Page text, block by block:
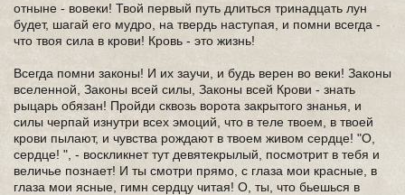
отныне - вовеки! Твой первый путь длиться тринадцать лун
будет, шагай его мудро, на твердь наступая, и помни всегда -
что твоя сила в крови! Кровь - это жизнь!
Всегда помни законы! И их заучи, и будь верен во веки! Законы
вселенной, Законы всей силы, Законы всей Крови - знать
рыцарь обязан! Пройди сквозь ворота закрытого знанья, и
силы черпай изнутри всех эмоций, что в теле твоем, в твоей
крови пылают, и чувства рождают в твоем живом сердце! "О,
сердце! ", - воскликнет тут девятекрылый, посмотрит в тебя и
величье познает! И ты смотри прямо, с глаза мои красные, в
глаза мои ясные, гимн сердцу читая! О, ты, что бьешься в